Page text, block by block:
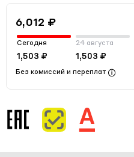
6,012 ₽
Сегодня
1,503 ₽
24 августа
1,503 ₽
Без комиссий и переплат